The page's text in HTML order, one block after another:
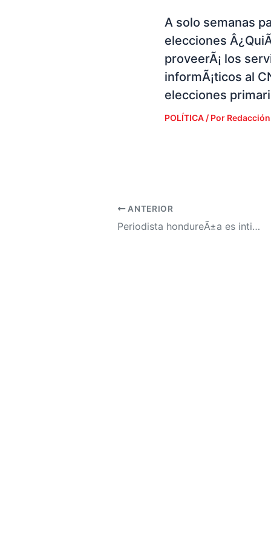
A solo semanas
elecciones
proveerÃ¡ los
informÃ¡ticos al
elecciones
POLÍTICA / Por Redacción
ANTERIOR
Periodista hondureÃ±a es intimidada en su casa por desconocidos que le dejaron "un muÃ±eco policÃ­a"